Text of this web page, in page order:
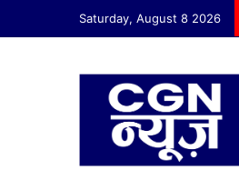
Saturday, August 8 2026